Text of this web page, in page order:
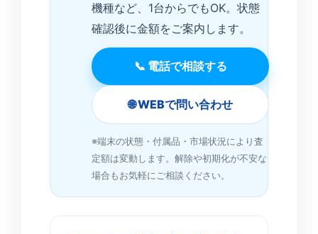
機種など、1台からでもOK。状態
確認後に金額をご案内します。
📞 電話で相談する
🌐 WEBで問い合わせ
※端末の状態・付属品・市場状況により査
定額は変動します。解除や初期化が不安な
場合もお気軽にご相談ください。